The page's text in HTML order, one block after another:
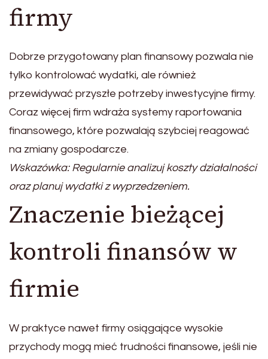
firmy
Dobrze przygotowany plan finansowy pozwala nie
tylko kontrolować wydatki, ale również
przewidywać przyszłe potrzeby inwestycyjne firmy.
Coraz więcej firm wdraża systemy raportowania
finansowego, które pozwalają szybciej reagować
na zmiany gospodarcze.
Wskazówka: Regularnie analizuj koszty działalności
oraz planuj wydatki z wyprzedzeniem.
Znaczenie bieżącej
kontroli finansów w
firmie
W praktyce nawet firmy osiągające wysokie
przychody mogą mieć trudności finansowe, jeśli nie